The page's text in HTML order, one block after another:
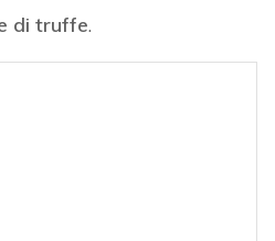
di truffe.